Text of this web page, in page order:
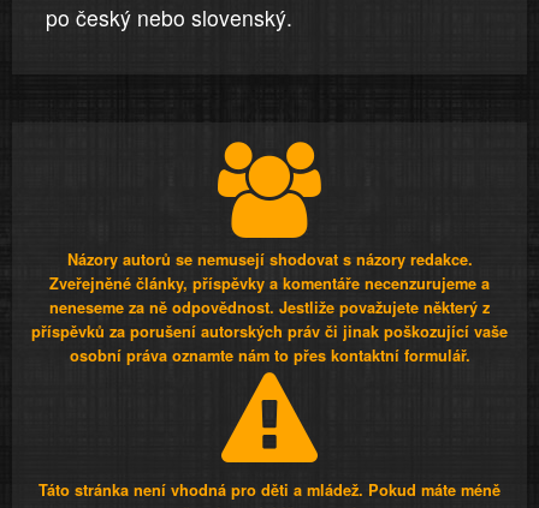
po český nebo slovenský.
Názory autorů se nemusejí shodovat s názory redakce.
Zveřejněné články, příspěvky a komentáře necenzurujeme a
neneseme za ně odpovědnost. Jestliže považujete některý z
příspěvků za porušení autorských práv či jinak poškozující vaše
osobní práva oznamte nám to přes kontaktní formulář.
Táto stránka není vhodná pro děti a mládež. Pokud máte méně